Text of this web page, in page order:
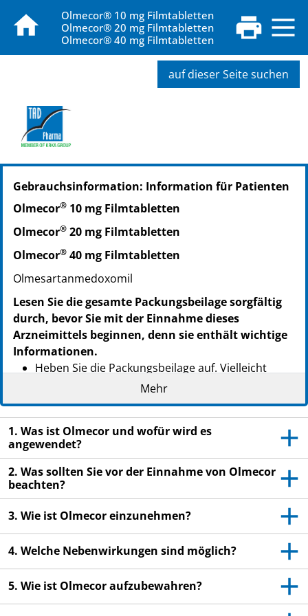
Olmecor® 10 mg Filmtabletten
Olmecor® 20 mg Filmtabletten
Olmecor® 40 mg Filmtabletten
auf dieser Seite suchen
PZN: 15262214
PPN: 111526221495
PZN: 12648025
PPN: 111264802544
PZN: 12648048
PPN: 111264804800
PZN: 12648060
PPN: 111264806029
Gebrauchsinformation: Information für Patienten
Olmecor® 10 mg Filmtabletten
Olmecor® 20 mg Filmtabletten
Olmecor® 40 mg Filmtabletten
Olmesartanmedoxomil
Lesen Sie die gesamte Packungsbeilage sorgfältig
durch, bevor Sie mit der Einnahme dieses
Arzneimittels beginnen, denn sie enthält wichtige
Informationen.
Heben Sie die Packungsbeilage auf. Vielleicht
möchten Sie diese später nochmals lesen.
Wenn Sie weitere Fragen haben, wenden Sie sich
an Ihren Arzt oder Apotheker.
Dieses Arzneimittel wurde Ihnen persönlich
verschrieben. Geben Sie es nicht an Dritte weiter.
Es kann anderen Menschen schaden, auch wenn
diese die gleichen Beschwerden haben wie Sie.
Wenn Sie Nebenwirkungen bemerken, wenden Sie
sich an Ihren Arzt oder Apotheker. Dies gilt auch
für Nebenwirkungen, die nicht in dieser
Packungsbeilage angegeben sind. Siehe Abschnitt
4.
Mehr
1. Was ist Olmecor und wofür wird es
angewendet?
2. Was sollten Sie vor der Einnahme von Olmecor
beachten?
3. Wie ist Olmecor einzunehmen?
4. Welche Nebenwirkungen sind möglich?
5. Wie ist Olmecor aufzubewahren?